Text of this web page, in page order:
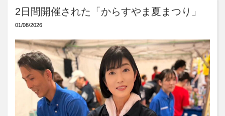
2日間開催された「からすやま夏まつり」
01/08/2026